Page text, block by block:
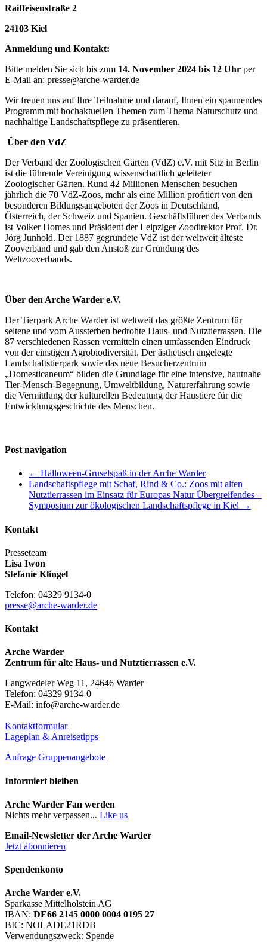
Raiffeisenstraße 2
24103 Kiel
Anmeldung und Kontakt:
Bitte melden Sie sich bis zum 14. November 2024 bis 12 Uhr per
E-Mail an: presse@arche-warder.de
Wir freuen uns auf Ihre Teilnahme und darauf, Ihnen ein spannendes
Programm mit hochaktuellen Themen zum Thema Naturschutz und
nachhaltige Landschaftspflege zu präsentieren.
Über den VdZ
Der Verband der Zoologischen Gärten (VdZ) e.V. mit Sitz in Berlin
ist die führende Vereinigung wissenschaftlich geleiteter
Zoologischer Gärten. Rund 42 Millionen Menschen besuchen
jährlich die 70 VdZ-Zoos, mehr als eine Million profitiert von den
besonderen Bildungsangeboten der Zoos in Deutschland,
Österreich, der Schweiz und Spanien. Geschäftsführer des Verbands
ist Volker Homes und Präsident der Leipziger Zoodirektor Prof. Dr.
Jörg Junhold. Der 1887 gegründete VdZ ist der weltweit älteste
Zooverband und gab den Anstoß zur Gründung des
Weltzooverbands.
Über den Arche Warder e.V.
Der Tierpark Arche Warder ist weltweit das größte Zentrum für
seltene und vom Aussterben bedrohte Haus- und Nutztierrassen. Die
87 verschiedenen Rassen vermitteln einen umfassenden Eindruck
von der einstigen Agrobiodiversität. Der ästhetisch angelegte
Landschaftstierpark sowie das neue Besucherzentrum
„Domesticaneum“ bilden die Grundlage für eine intensive, hautnahe
Tier-Mensch-Begegnung, Umweltbildung, Naturerfahrung sowie
die Vermittlung der kulturellen Bedeutung der Haustiere für die
Entwicklungsgeschichte des Menschen.
Post navigation
← Halloween-Gruselspaß in der Arche Warder
Landschaftspflege mit Schaf, Rind & Co.: Zoos mit alten
Nutztierrassen im Einsatz für Europas Natur Übergreifendes –
Symposium zur ökologischen Landschaftspflege in Kiel →
Kontakt
Presseteam
Lisa Iwon
Stefanie Klingel
Telefon: 04329 9134-0
presse@arche-warder.de
Kontakt
Arche Warder
Zentrum für alte Haus- und Nutztierrassen e.V.
Langwedeler Weg 11, 24646 Warder
Telefon: 04329 9134-0
E-Mail: info@arche-warder.de
Kontaktformular
Lageplan & Anreisetipps
Anfrage Gruppenangebote
Informiert bleiben
Arche Warder Fan werden
Nichts mehr verpassen... Like us
Email-Newsletter der Arche Warder
Jetzt abonnieren
Spendenkonto
Arche Warder e.V.
Sparkasse Mittelholstein AG
IBAN: DE66 2145 0000 0004 0195 27
BIC: NOLADE21RDB
Verwendungszweck: Spende